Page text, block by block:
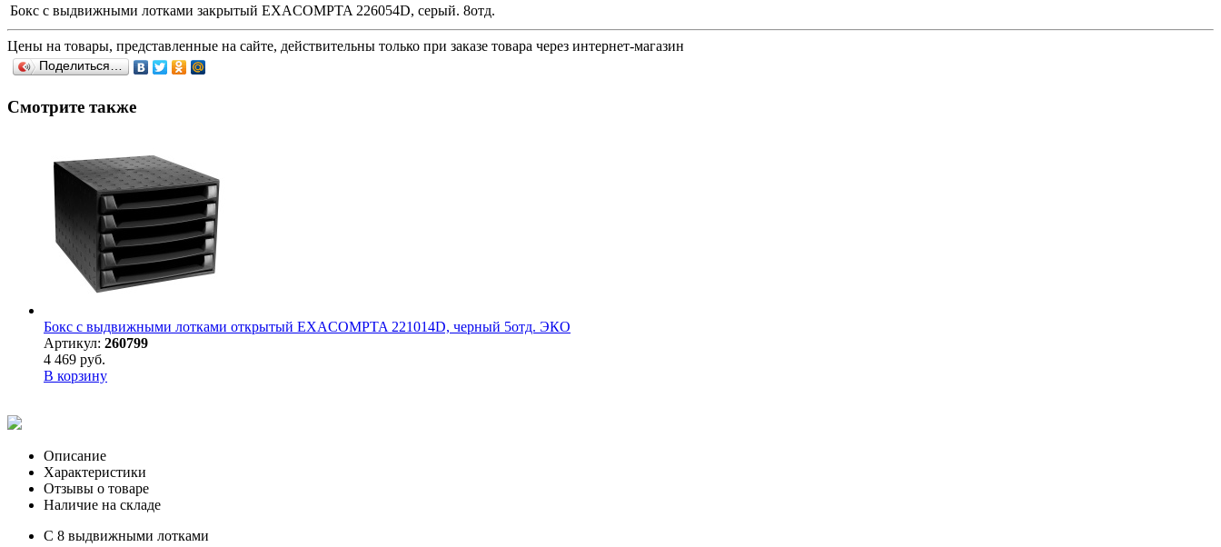
Бокс с выдвижными лотками закрытый EXACOMPTA 226054D, серый. 8отд.
Цены на товары, представленные на сайте, действительны только при заказе товара через интернет-магазин
Поделиться…
Смотрите также
Бокс с выдвижными лотками открытый EXACOMPTA 221014D, черный 5отд. ЭКО
Артикул: 260799
4 469 руб.
В корзину
Описание
Характеристики
Отзывы о товаре
Наличие на складе
С 8 выдвижными лотками